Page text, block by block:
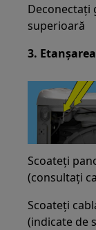
Deconectați
superioară
3.
Scoateți
(consultați
Scoateți
(indicate de